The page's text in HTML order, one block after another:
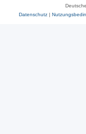
Datenschutz |